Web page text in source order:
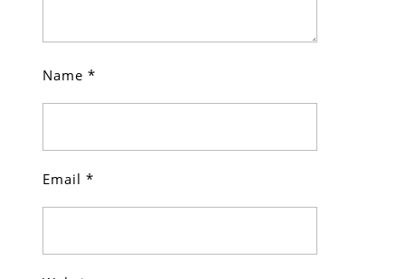
Name *
Email *